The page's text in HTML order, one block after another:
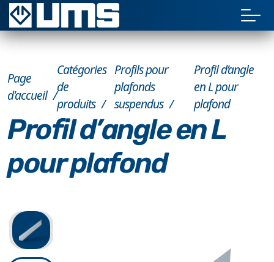
Page
d'accueil
Catégories
de
produits
Profils pour
plafonds
suspendus
Profil d’angle
en L pour
plafond
Profil d’angle en L
pour plafond